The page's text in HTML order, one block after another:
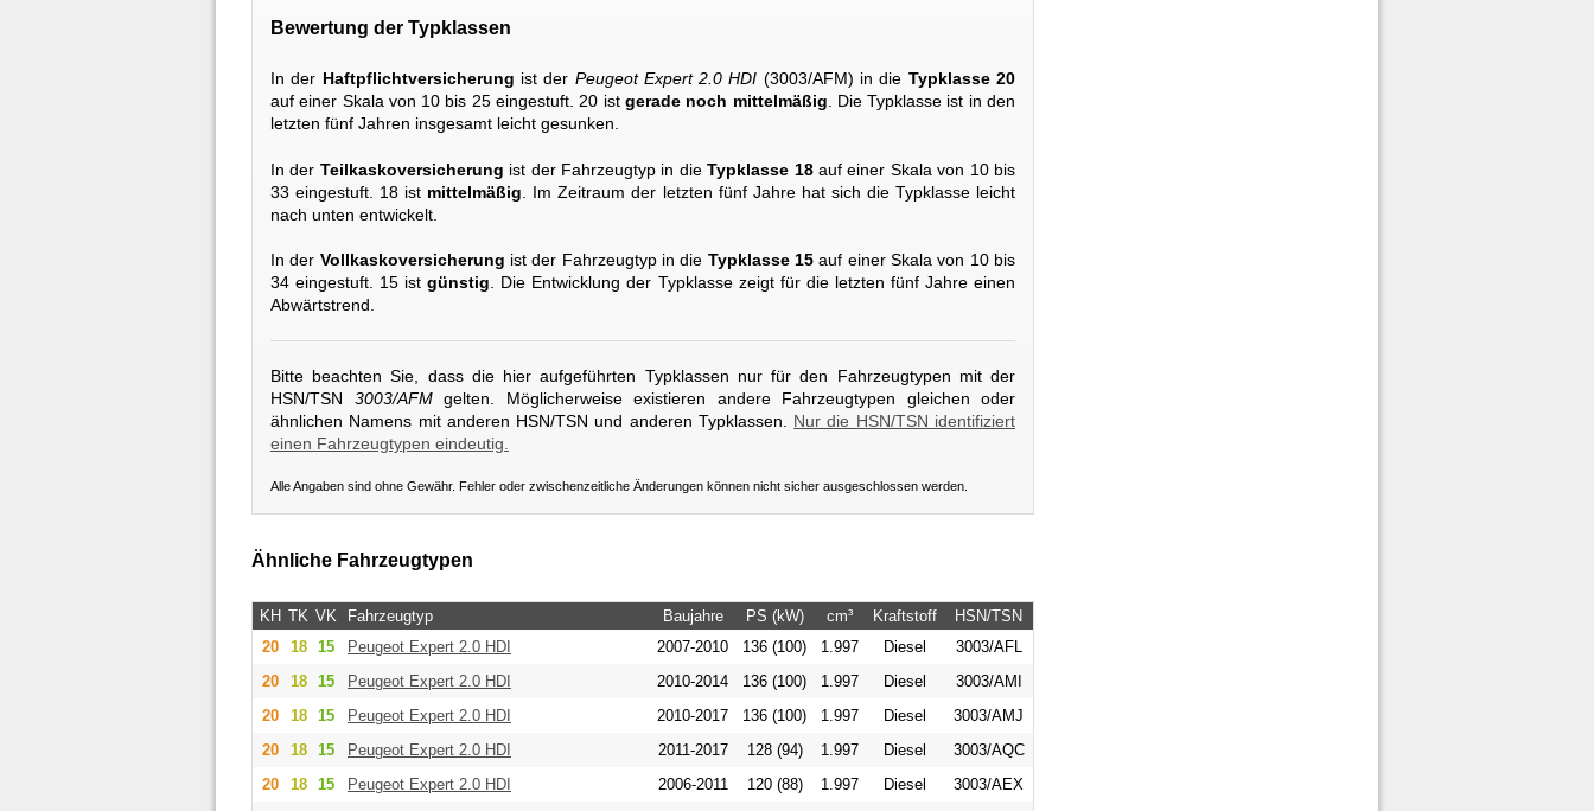
Bewertung der Typklassen
In der Haftpflichtversicherung ist der Peugeot Expert 2.0 HDI (3003/AFM) in die Typklasse 20
auf einer Skala von 10 bis 25 eingestuft. 20 ist gerade noch mittelmäßig . Die Typklasse ist in den
letzten fünf Jahren insgesamt leicht gesunken.
In der Teilkaskoversicherung ist der Fahrzeugtyp in dieTypklasse 18auf einer Skala von 10 bis
33 eingestuft. 18 ist mittelmäßig . Im Zeitraum der letzten fünf Jahre hat sich die Typklasse leicht
nach unten entwickelt.
In der Vollkaskoversicherung ist der Fahrzeugtyp in die Typklasse 15 auf einer Skala von 10 bis
34 eingestuft. 15 istgünstig. Die Entwicklung der Typklasse zeigt für die letzten fünf Jahre einen
Abwärtstrend.
Bitte beachten Sie, dass die hier aufgeführten Typklassen nur für den Fahrzeugtypen mit der
HSN/TSN 3003/AFMgelten. Möglicherweise existieren andere Fahrzeugtypen gleichen oder
ähnlichen Namens mit anderen HSN/TSN und anderen Typklassen. Nur die HSN/TSN identifiziert
einen Fahrzeugtypen eindeutig.
Alle Angaben sind ohne Gewähr. Fehler oder zwischenzeitliche Änderungen können nicht sicher ausgeschlossen werden.
Ähnliche Fahrzeugtypen
KH TK VK Fahrzeugtyp Baujahre PS (kW) cm³ Kraftstoff
HSN/TSN
20
18 15 Peugeot Expert 2.0 HDI 2007-2010 136 (100) 1.997 Diesel
3003/AFL
20
18 15 Peugeot Expert 2.0 HDI 2010-2014 136 (100) 1.997 Diesel
3003/AMI
20
18 15 Peugeot Expert 2.0 HDI 2010-2017 136 (100) 1.997 Diesel
3003/AMJ
20
18 15 Peugeot Expert 2.0 HDI 2011-2017 128 (94) 1.997 Diesel
3003/AQC
20
18 15 Peugeot Expert 2.0 HDI 2006-2011 120 (88) 1.997 Diesel
3003/AEX